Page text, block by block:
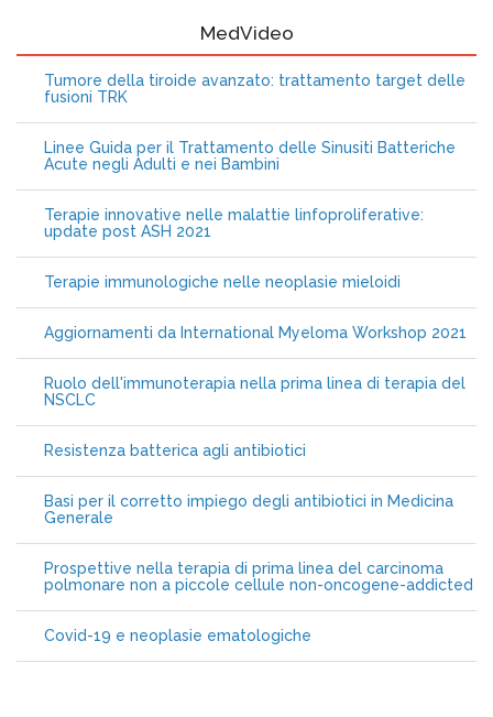
MedVideo
Tumore della tiroide avanzato: trattamento target delle
fusioni TRK
Linee Guida per il Trattamento delle Sinusiti Batteriche
Acute negli Adulti e nei Bambini
Terapie innovative nelle malattie linfoproliferative:
update post ASH 2021
Terapie immunologiche nelle neoplasie mieloidi
Aggiornamenti da International Myeloma Workshop 2021
Ruolo dell'immunoterapia nella prima linea di terapia del
NSCLC
Resistenza batterica agli antibiotici
Basi per il corretto impiego degli antibiotici in Medicina
Generale
Prospettive nella terapia di prima linea del carcinoma
polmonare non a piccole cellule non-oncogene-addicted
Covid-19 e neoplasie ematologiche